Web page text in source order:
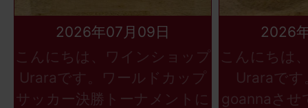
2026年07月09日
こんにちは、ワインショップ
Uraraです。ワールドカップ
サッカー決勝トーナメントに
2026
こんにちは
Uraraです
goannaさせ